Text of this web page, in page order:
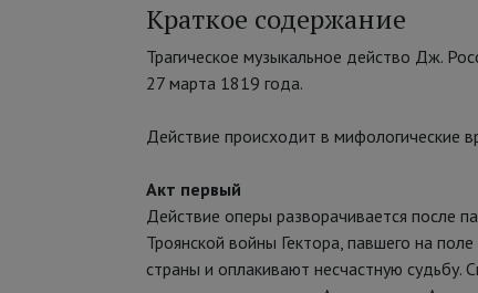
Краткое содержание
Трагическое музыкальное действо Дж.
27 марта 1819 года.
Действие происходит в мифологические
Акт первый
Действие оперы разворачивается после
Троянской войны Гектора, павшего на
страны и оплакивают несчастную